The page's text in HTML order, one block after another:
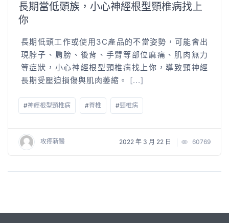
長期當低頭族，小心神經根型頸椎病找上
你
長期低頭工作或使用3C產品的不當姿勢，可能會出
現脖子、肩膀、後背、手臂等部位麻痛、肌肉無力
等症狀，小心神經根型頸椎病找上你，導致頸神經
長期受壓迫損傷與肌肉萎縮。 [...]
#神經根型頸椎病 #脊椎 #頸椎病
攻疼新醫 2022 年 3 月 22 日 60769